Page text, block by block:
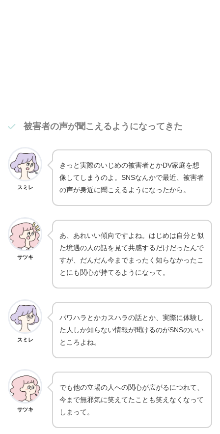
被害者の声が聞こえるようになってきた
スミレ
きっと実際のいじめの被害者とかDV家庭を想
像してしまうのよ。SNSなんかで最近、被害者
の声が身近に聞こえるようになったから。
サツキ
あ、あれいい傾向ですよね。はじめは自分と似
た境遇の人の話を見て共感するだけだったんで
すが、だんだん今までまったく知らなかったこ
とにも関心が持てるようになって。
スミレ
パワハラとかカスハラの話とか、実際に体験し
た人しか知らない情報が聞けるのがSNSのいい
ところよね。
サツキ
でも他の立場の人への関心が広がるにつれて、
今まで無邪気に笑えてたことも笑えなくなって
しまって。